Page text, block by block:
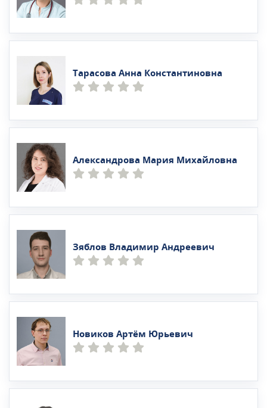
Тарасова Анна Константиновна
Александрова Мария Михайловна
Зяблов Владимир Андреевич
Новиков Артём Юрьевич